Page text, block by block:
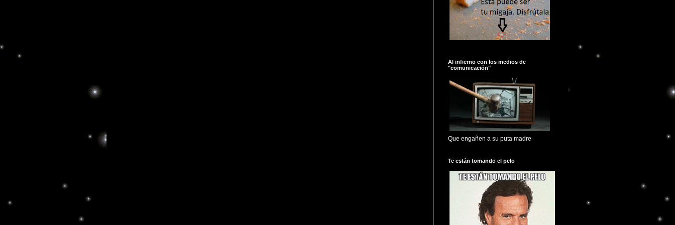
Al infierno con los medios de
"comunicación"
Que engañen a su puta madre
Te están tomando el pelo